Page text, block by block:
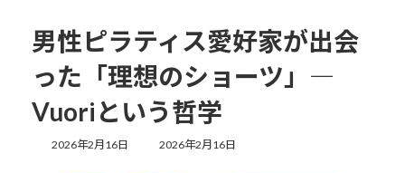
男性ピラティス愛好家が出会
った「理想のショーツ」―
Vuoriという哲学
2026年2月16日
最
2026年2月16日